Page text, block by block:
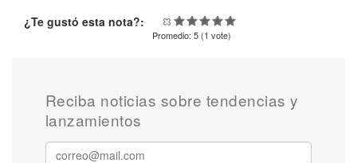
¿Te gustó esta nota?:
Promedio: 5 (1 vote)
Reciba noticias sobre tendencias y
lanzamientos